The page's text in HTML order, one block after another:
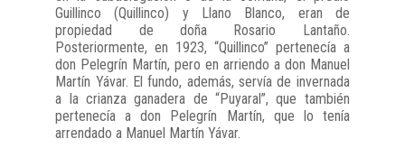
Guillinco (Quillinco) y Llano Blanco, eran de
propiedad de doña Rosario Lantaño.
Posteriormente, en 1923, “Quillinco” pertenecía a
don Pelegrín Martín, pero en arriendo a don Manuel
Martín Yávar. El fundo, además, servía de invernada
a la crianza ganadera de “Puyaral”, que también
pertenecía a don Pelegrín Martín, que lo tenía
arrendado a Manuel Martín Yávar.